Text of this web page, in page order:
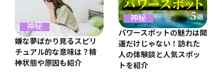
神秘
嫌な夢ばかり見るスピリ
チュアル的な意味は？精
神状態や原因も紹介
神秘
パワースポットの魅力は開
運だけじゃない！訪れた
人の体験談と人気スポッ
トを紹介